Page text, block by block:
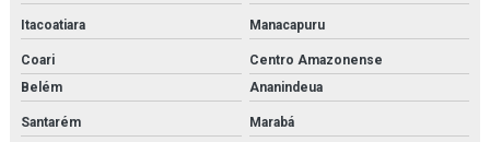
Separador de condensado
Serviço de inspeção e adequação à norma nr13
Itacoatiara Manacapuru
Coari
Centro Amazonense
Belém
Ananindeua
Santarém Marabá